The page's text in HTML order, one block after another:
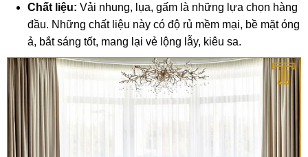
Chất liệu: Vải nhung, lụa, gấm là những lựa chọn hàng
đầu. Những chất liệu này có độ rủ mềm mại, bề mặt óng
ả, bắt sáng tốt, mang lại vẻ lộng lẫy, kiêu sa.